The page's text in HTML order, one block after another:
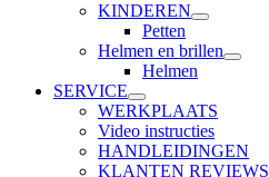
KINDEREN
Petten
Helmen en brillen
Helmen
SERVICE
WERKPLAATS
Video instructies
HANDLEIDINGEN
KLANTEN REVIEWS